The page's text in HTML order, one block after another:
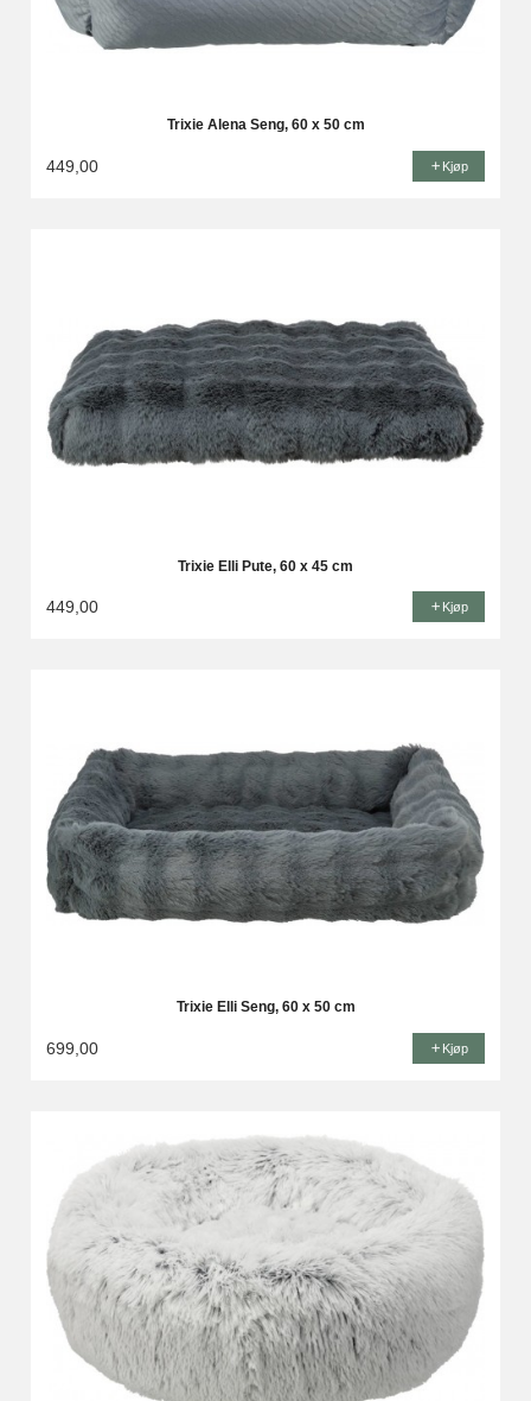
Trixie Alena Seng, 60 x 50 cm
449,00 Kjøp
Trixie Elli Pute, 60 x 45 cm
449,00 Kjøp
Trixie Elli Seng, 60 x 50 cm
699,00 Kjøp